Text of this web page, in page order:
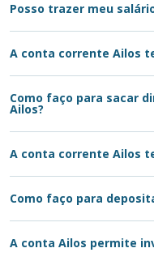
Posso trazer meu
A conta corrente Ailos
Como faço para sacar
Ailos?
A conta corrente Ailos
Como faço para
A conta Ailos permite